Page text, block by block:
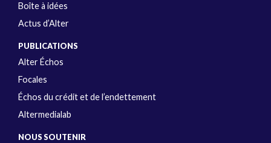
Boîte à idées
Actus d’Alter
PUBLICATIONS
Alter Échos
Focales
Échos du crédit et de l’endettement
Altermedialab
NOUS SOUTENIR